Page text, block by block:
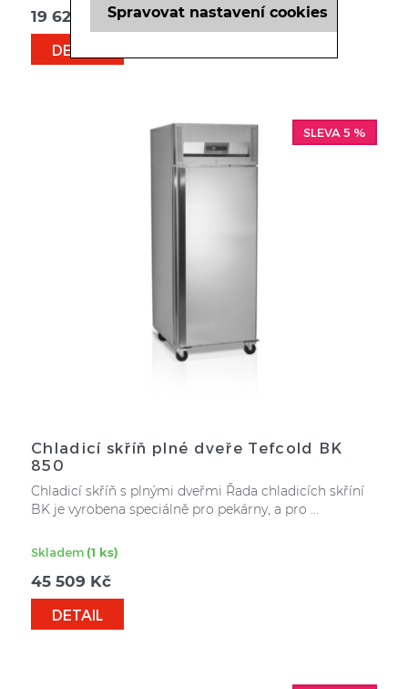
19 620
DETAIL
SLEVA 5 %
Chladicí skříň plné dveře Tefcold BK
850
Chladicí skříň s plnými dveřmi Řada chladicích skříní
BK je vyrobena speciálně pro pekárny, a pro ...
Skladem (1 ks)
45 509 Kč
DETAIL
Spravovat nastavení cookies